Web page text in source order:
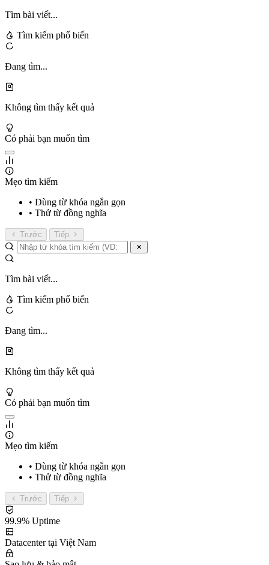
Tìm bài viết...
Tìm kiếm phổ biến
Đang tìm...
Không tìm thấy kết quả
Có phải bạn muốn tìm
Mẹo tìm kiếm
• Dùng từ khóa ngắn gọn
• Thử từ đồng nghĩa
Trước Tiếp
Tìm bài viết...
Tìm kiếm phổ biến
Đang tìm...
Không tìm thấy kết quả
Có phải bạn muốn tìm
Mẹo tìm kiếm
• Dùng từ khóa ngắn gọn
• Thử từ đồng nghĩa
Trước Tiếp
99.9% Uptime
Datacenter tại Việt Nam